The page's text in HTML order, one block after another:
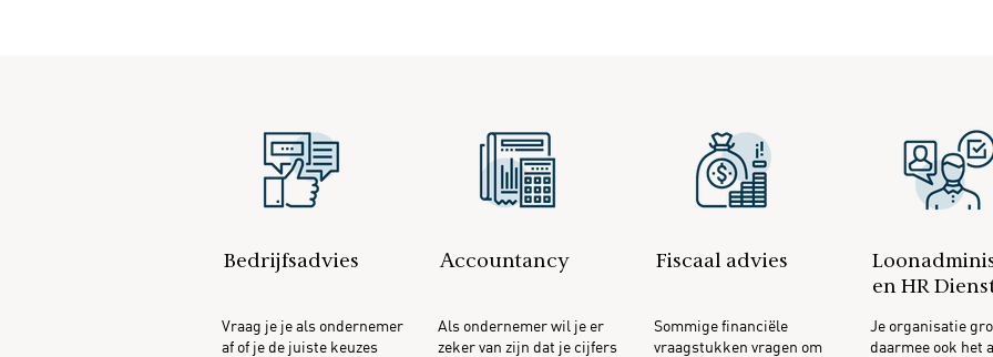
Bedrijfsadvies
Vraag je je als ondernemer
af of je de juiste keuzes
Accountancy
Als ondernemer wil je er
zeker van zijn dat je cijfers
Fiscaal advies
Sommige financiële
vraagstukken vragen om
en HR
Je organisatie
daarmee ook het